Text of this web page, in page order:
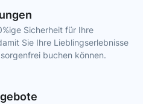
Sicherheit für Ihre
Sie Ihre Lieblingserlebnisse
buchen können.